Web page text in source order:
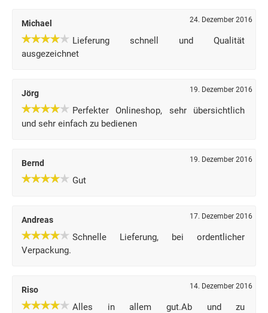
Michael 24. Dezember 2016
Lieferung schnell und Qualität
ausgezeichnet
Jörg 19. Dezember 2016
Perfekter Onlineshop, sehr übersichtlich
und sehr einfach zu bedienen
Bernd 19. Dezember 2016
Gut
Andreas 17. Dezember 2016
Schnelle Lieferung, bei ordentlicher
Verpackung.
Riso 14. Dezember 2016
Alles in allem gut.Ab und zu